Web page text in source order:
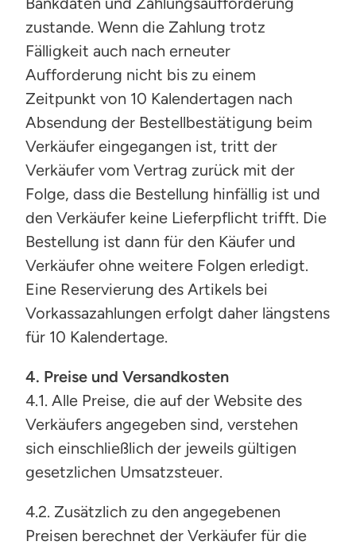
zustande. Wenn die Zahlung trotz
Fälligkeit auch nach erneuter
Aufforderung nicht bis zu einem
Zeitpunkt von 10 Kalendertagen nach
Absendung der Bestellbestätigung beim
Verkäufer eingegangen ist, tritt der
Verkäufer vom Vertrag zurück mit der
Folge, dass die Bestellung hinfällig ist und
den Verkäufer keine Lieferpflicht trifft. Die
Bestellung ist dann für den Käufer und
Verkäufer ohne weitere Folgen erledigt.
Eine Reservierung des Artikels bei
Vorkassazahlungen erfolgt daher längstens
für 10 Kalendertage.
4. Preise und Versandkosten
4.1. Alle Preise, die auf der Website des
Verkäufers angegeben sind, verstehen
sich einschließlich der jeweils gültigen
gesetzlichen Umsatzsteuer.
4.2. Zusätzlich zu den angegebenen
Preisen berechnet der Verkäufer für die